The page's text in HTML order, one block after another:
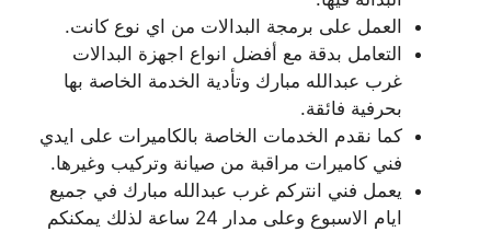
العمل على برمجة البدالات من اي نوع كانت.
التعامل بدقة مع أفضل انواع اجهزة البدالات
غرب عبدالله مبارك وتأدية الخدمة الخاصة بها
بحرفية فائقة.
كما نقدم الخدمات الخاصة بالكاميرات على ايدي
فني كاميرات مراقبة من صيانة وتركيب وغيرها.
يعمل فني انتركم غرب عبدالله مبارك في جميع
ايام الاسبوع وعلى مدار 24 ساعة لذلك يمكنكم